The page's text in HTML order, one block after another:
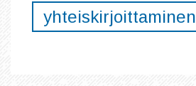
yhteiskirjoittaminen